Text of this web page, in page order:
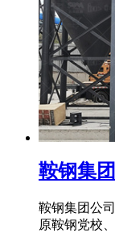
鞍钢集
鞍钢集团公
原鞍钢党校